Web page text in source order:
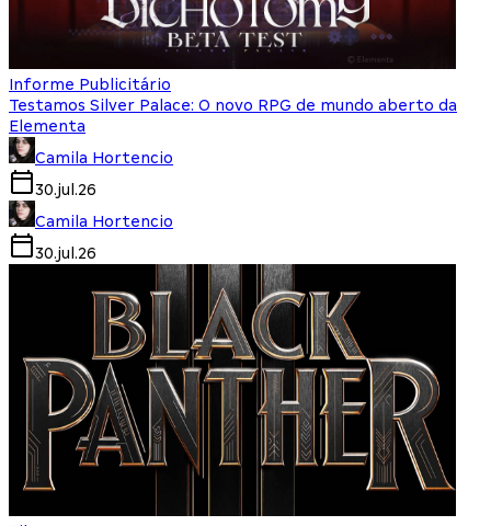
Informe Publicitário
Testamos Silver Palace: O novo RPG de mundo aberto da
Elementa
Camila Hortencio
30.jul.26
Camila Hortencio
30.jul.26